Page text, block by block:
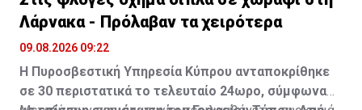
Λάρνακα - Πρόλαβαν τα χειρότερα
09.08.2026 09:22
Η Πυροσβεστική Υπηρεσία Κύπρου ανταποκρίθηκε
σε 30 περιστατικά το τελευταίο 24ωρο, σύμφωνα